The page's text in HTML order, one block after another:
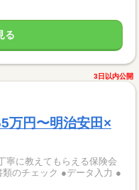
る
3日以内公開
円〜明治安田×
寧に教えてもらえる保険会
のチェック ●データ入力 ●